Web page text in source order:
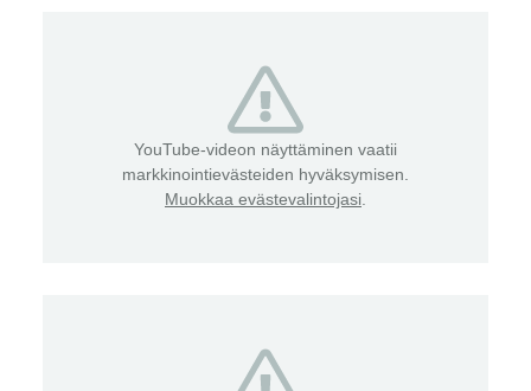
YouTube-videon näyttäminen vaatii
markkinointievästeiden hyväksymisen.
Muokkaa evästevalintojasi.